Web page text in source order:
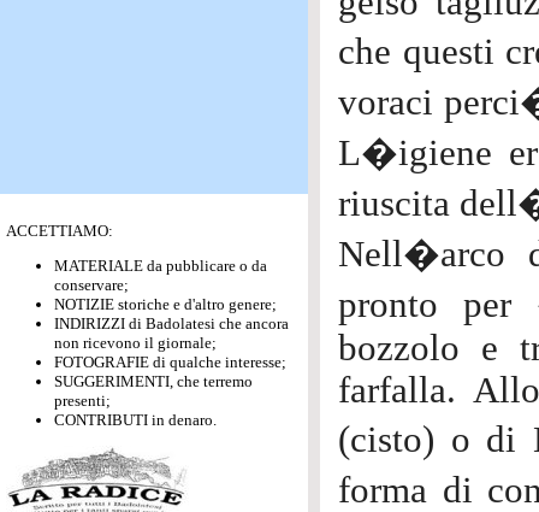
ACCETTIAMO:
MATERIALE da pubblicare o da
conservare;
NOTIZIE storiche e d'altro genere;
INDIRIZZI di Badolatesi che ancora
non ricevono il giornale;
FOTOGRAFIE di qualche interesse;
SUGGERIMENTI, che terremo
presenti;
CONTRIBUTI in denaro.
che questi
voraci
L�igiene
riuscita
Nell�arco
pronto
bozzolo e
farfalla.
(cisto) o di
forma di